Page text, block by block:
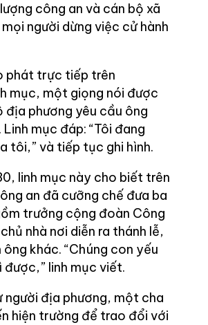
công an và cán bộ xã
người dừng việc cử hành
phát trực tiếp trên
mục, một giọng nói được
địa phương yêu cầu ông
mục đáp: “Tôi đang
tôi,” và tiếp tục ghi hình.
linh mục này cho biết trên
an đã cưỡng chế đưa ba
trưởng cộng đoàn Công
nhà nơi diễn ra thánh lễ,
khác. “Chúng con yếu
được,” linh mục viết.
người địa phương, một cha
hiện trường để trao đổi với